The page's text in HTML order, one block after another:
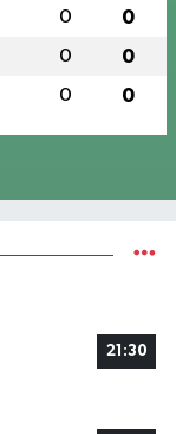
0 0
0 0
0 0
21:30